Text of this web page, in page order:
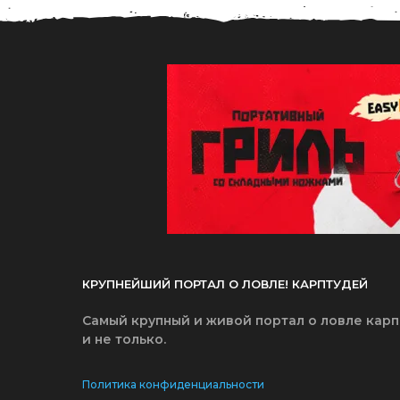
КРУПНЕЙШИЙ ПОРТАЛ О ЛОВЛЕ! КАРПТУДЕЙ
Самый крупный и живой портал о ловле
и не только.
Политика конфиденциальности